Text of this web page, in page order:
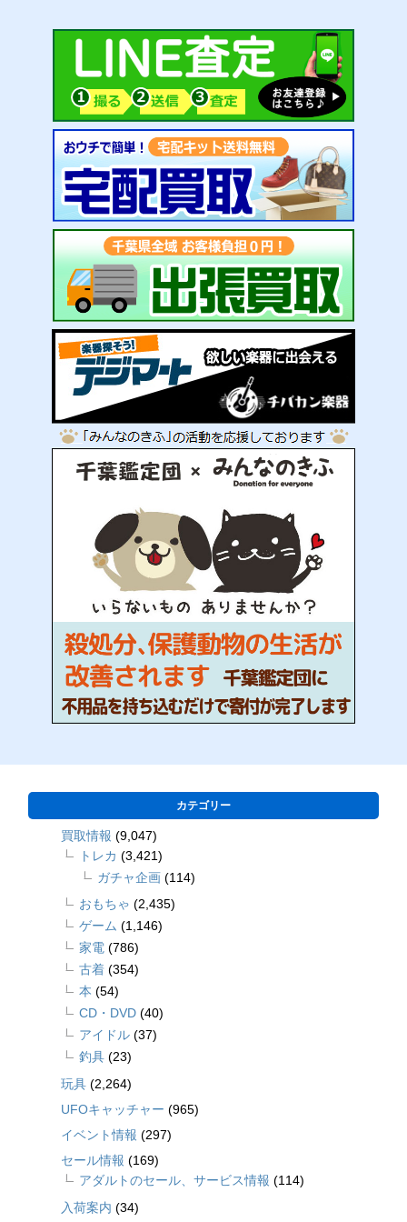
カテゴリー
買取情報 (9,047)
トレカ (3,421)
ガチャ企画 (114)
おもちゃ (2,435)
ゲーム (1,146)
家電 (786)
古着 (354)
本 (54)
CD・DVD (40)
アイドル (37)
釣具 (23)
玩具 (2,264)
UFOキャッチャー (965)
イベント情報 (297)
セール情報 (169)
アダルトのセール、サービス情報 (114)
入荷案内 (34)